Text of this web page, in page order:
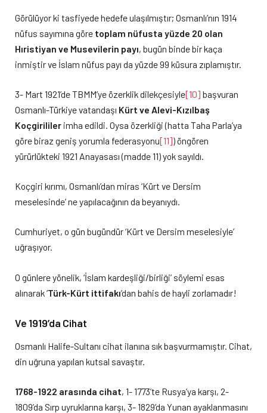
Görülüyor ki tasfiyede hedefe ulaşılmıştır; Osmanlı’nın 1914
nüfus sayımına göre toplam nüfusta yüzde 20 olan
Hıristiyan ve Musevilerin payı, bugün binde bir kaça
inmiştir ve İslam nüfus payı da yüzde 99 küsura zıplamıştır.
3- Mart 1921’de TBMM’ye özerklik dilekçesiyle[10] başvuran
Osmanlı-Türkiye vatandaşı Kürt ve Alevi-Kızılbaş
Koçgirililer imha edildi. Oysa özerkliği (hatta Taha Parla’ya
göre biraz geniş yorumla federasyonu[11]) öngören
yürürlükteki 1921 Anayasası (madde 11) yok sayıldı.
Koçgiri kırımı, Osmanlı’dan miras ‘Kürt ve Dersim
meselesinde’ ne yapılacağının da beyanıydı.
Cumhuriyet, o gün bugündür ‘Kürt ve Dersim meselesiyle’
uğraşıyor.
O günlere yönelik, ‘İslam kardeşliği/birliği’ söylemi esas
alınarak ‘Türk-Kürt ittifakı’dan bahis de hayli zorlamadır!
Ve 1919’da Cihat
Osmanlı Halife-Sultanı cihat ilanına sık başvurmamıştır. Cihat,
din uğruna yapılan kutsal savaştır.
1768-1922 arasında cihat, 1- 1773’te Rusya’ya karşı, 2-
1809’da Sırp uyruklarına karşı, 3- 1829’da Yunan ayaklanmasını